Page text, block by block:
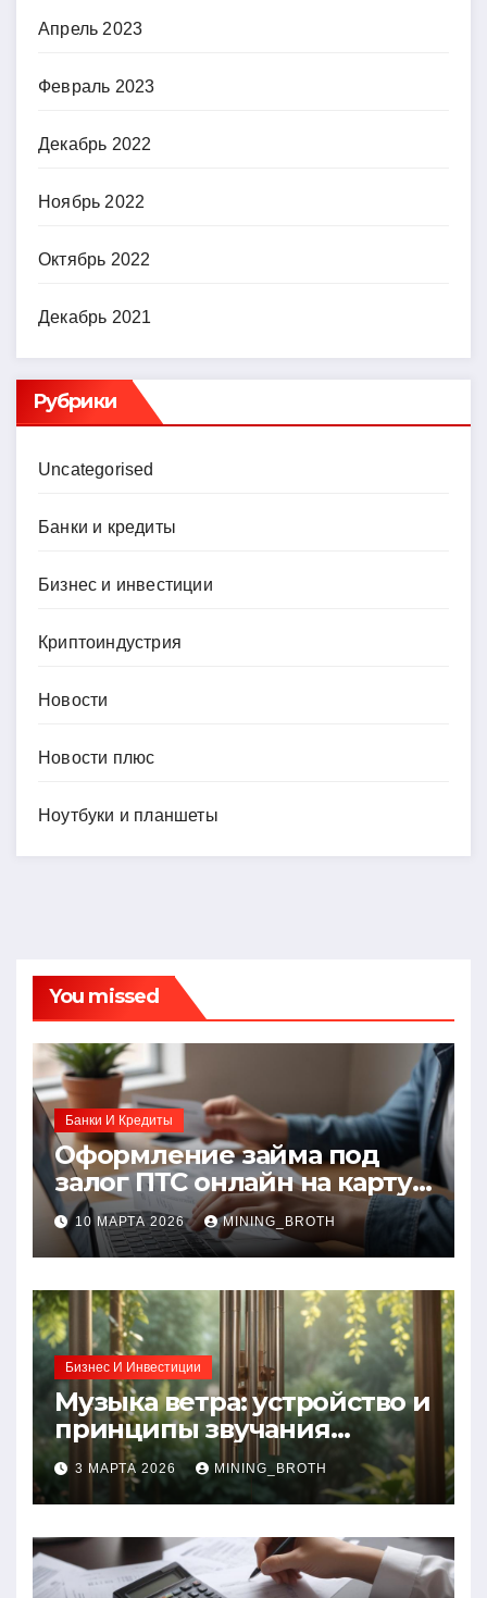
Апрель 2023
Февраль 2023
Декабрь 2022
Ноябрь 2022
Октябрь 2022
Декабрь 2021
Рубрики
Uncategorised
Банки и кредиты
Бизнес и инвестиции
Криптоиндустрия
Новости
Новости плюс
Ноутбуки и планшеты
You missed
Банки И Кредиты
Оформление займа под
залог ПТС онлайн на карту
без визита в офис: порядок,
требования и документы
10 МАРТА 2026 MINING_BROTH
Бизнес И Инвестиции
Музыка ветра: устройство и
принципы звучания
колокольчиков
3 МАРТА 2026 MINING_BROTH